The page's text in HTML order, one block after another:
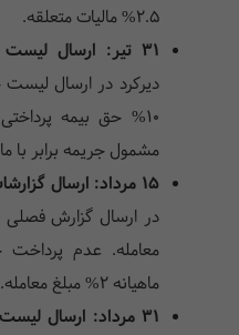
2.5% مالیات متعلقه.
31 تیر: ارسال لیست حق بیمه خرداد ماه کارکنان.
دیرکرد در ارسال
10% حق بیمه
مشمول جریمه برابر با ماهیانه 2% حق
15 مرداد: ارسال گزارشات فصلی دوره بهار 1402.
معامله. عدم پرداخت
ماهیانه 2% مبلغ معامله.
31 مرداد: ارسال لیست مالیات حقوق تیر ماه کارکنان.